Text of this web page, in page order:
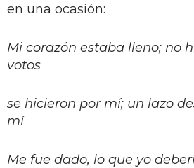
en una ocasión:
Mi corazón estaba lleno; no
votos
se hicieron por mí; un lazo
mí
Me fue dado, lo que yo